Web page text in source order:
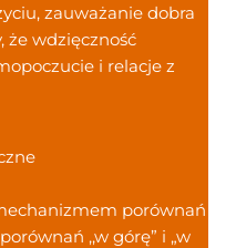
zauważanie dobra
że wdzięczność
i relacje z
porównań
,,w górę” i „w